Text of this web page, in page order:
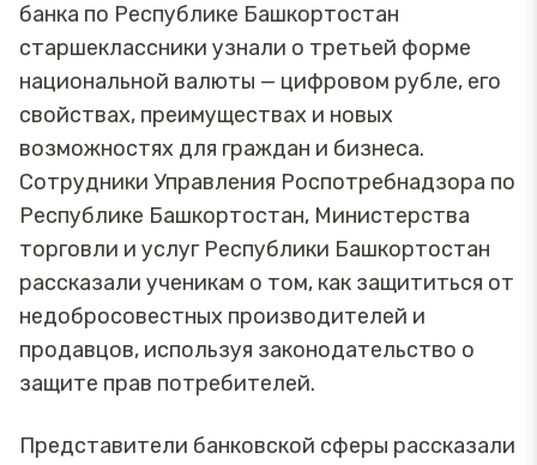
банка по Республике Башкортостан
старшеклассники узнали о третьей форме
национальной валюты — цифровом рубле, его
свойствах, преимуществах и новых
возможностях для граждан и бизнеса.
Сотрудники Управления Роспотребнадзора по
Республике Башкортостан, Министерства
торговли и услуг Республики Башкортостан
рассказали ученикам о том, как защититься от
недобросовестных производителей и
продавцов, используя законодательство о
защите прав потребителей.
Представители банковской сферы рассказали